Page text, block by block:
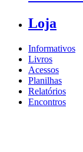
Loja
Informativos
Livros
Acessos
Planilhas
Relatórios
Encontros